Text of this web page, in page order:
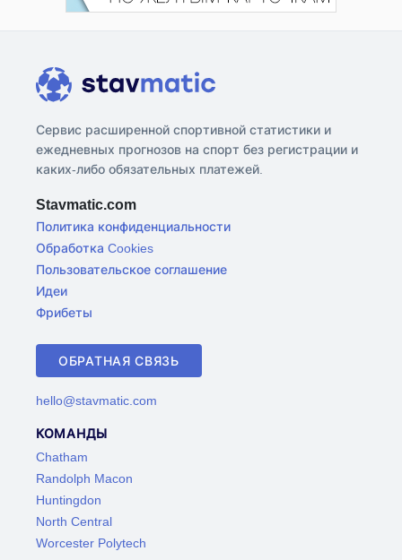
Сервис расширенной спортивной статистики и
ежедневных прогнозов на спорт без регистрации и
каких-либо обязательных платежей.
Stavmatic.com
Политика конфиденциальности
Обработка Cookies
Пользовательское соглашение
Идеи
Фрибеты
ОБРАТНАЯ СВЯЗЬ
hello@stavmatic.com
КОМАНДЫ
Chatham
Randolph Macon
Huntingdon
North Central
Worcester Polytech